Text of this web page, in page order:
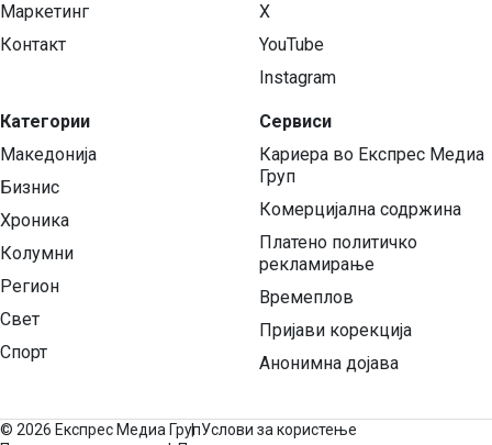
Маркетинг
Контакт
Категории
Македонија
Бизнис
Хроника
Колумни
Регион
Свет
Спорт
X
YouTube
Instagram
Сервиси
Кариера во Експрес Медиа
Груп
Комерцијална содржина
Платено политичко
рекламирање
Времеплов
Пријави корекција
Анонимна дојава
© 2026 Експрес Медиа ГрупУслови за користење